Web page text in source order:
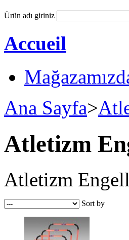
Ürün adı giriniz
Accueil
Ana Sayfa>
Atletizm
Atletizm
Sort by